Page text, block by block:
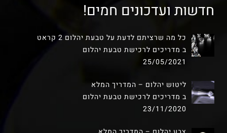
חדשות ועדכונים חמים!
כל מה שרציתם לדעת על טבעת יהלום 2 קראט
ב מדריכים לרכישת טבעת יהלום
25/05/2021
ליטוש יהלום – המדריך המלא
ב מדריכים לרכישת טבעת יהלום
23/11/2020